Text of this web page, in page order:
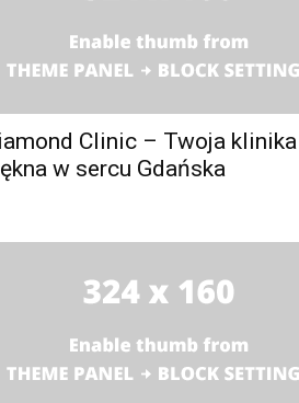
Clinic – Twoja klinika
w sercu Gdańska